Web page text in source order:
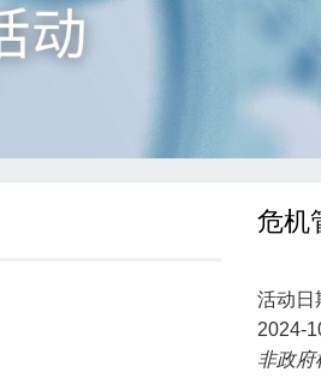
危机
活动日
2024-
非政府